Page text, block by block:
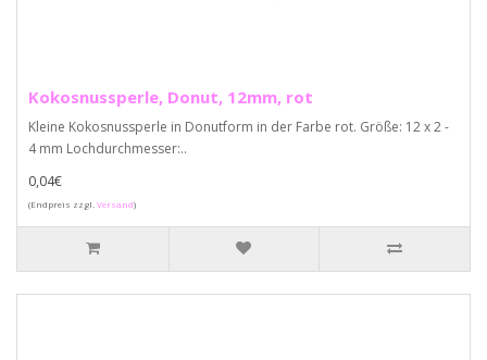
Kokosnussperle, Donut, 12mm, rot
Kleine Kokosnussperle in Donutform in der Farbe rot. Größe: 12 x 2 -
4 mm Lochdurchmesser:..
0,04€
(Endpreis zzgl.Versand)